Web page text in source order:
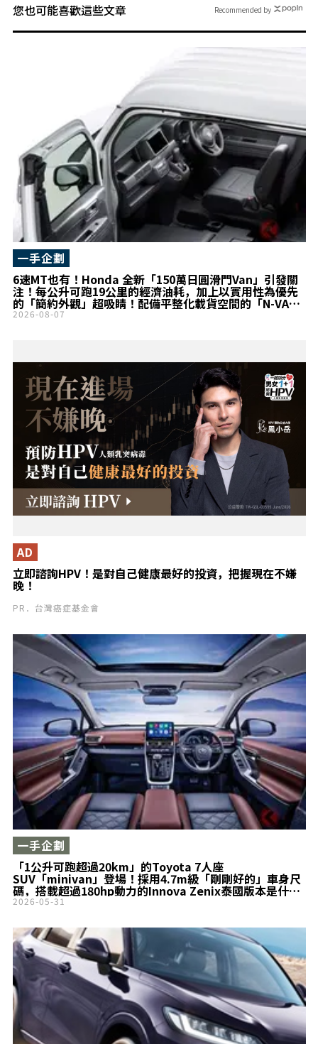
您也可能喜歡這些文章
6速MT也有！Honda 全新「150萬日圓滑門Van」引發關
注！每公升可跑19公里的經濟油耗，加上以實用性為優先
的「簡約外觀」超吸睛！配備平整化載貨空間的「N-VAN
G」最低價車型，究竟有哪些配備？
一手企劃
2026-08-07
立即諮詢HPV！是對自己健康最好的投資，把握現在不嫌
晚！
AD
PR．台灣癌症基金會
「1公升可跑超過20km」的Toyota 7人座
SUV「minivan」登場！採用4.7m級「剛剛好的」車身尺
碼，搭載超過180hp動力的Innova Zenix泰國版本是什
麼？
一手企劃
2026-05-31
Recommended by